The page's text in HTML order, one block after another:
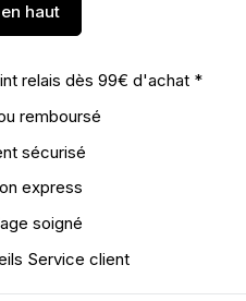
haut
relais dès 99€ d'achat *
remboursé
sécurisé
express
soigné
Service client